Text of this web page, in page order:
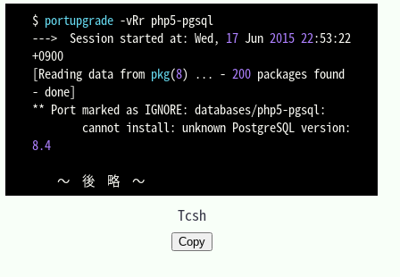
$ portupgrade -vRr php5-pgsql
--->
  Session started at: Wed,
17 Jun 2015 22:53:22
[Reading data from pkg(8) ... - 200 packages found
- done]
** Port marked as IGNORE: databases/php5-pgsql:
8.4
Tcsh
Copy